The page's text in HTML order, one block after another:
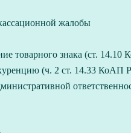
жалобы
товарного знака (ст.
(ч. 2 ст. 14.33 КоАП